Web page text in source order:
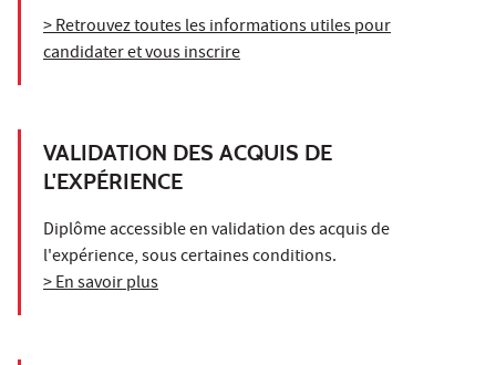
> Retrouvez toutes les informations utiles pour
candidater et vous inscrire
VALIDATION DES ACQUIS DE
L'EXPÉRIENCE
Diplôme accessible en validation des acquis de
l'expérience, sous certaines conditions.
> En savoir plus